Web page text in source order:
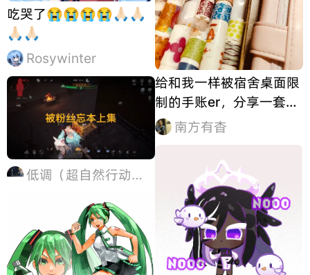
吃哭了😭😭😭😭🙏🏻🙏🏻
🙏🏻🙏🏻
Rosywinter
低调（超自然行动组）
给和我一样被宿舍桌面限
制的手账er，分享一套亲
测好用的极简基础装备方
配件替代专用收纳架 很多
人会为了胶带买多层收纳
架，但宿舍桌面根本放不
下，我用闲置的仿乐高圆
柱配件，把
南方有杳